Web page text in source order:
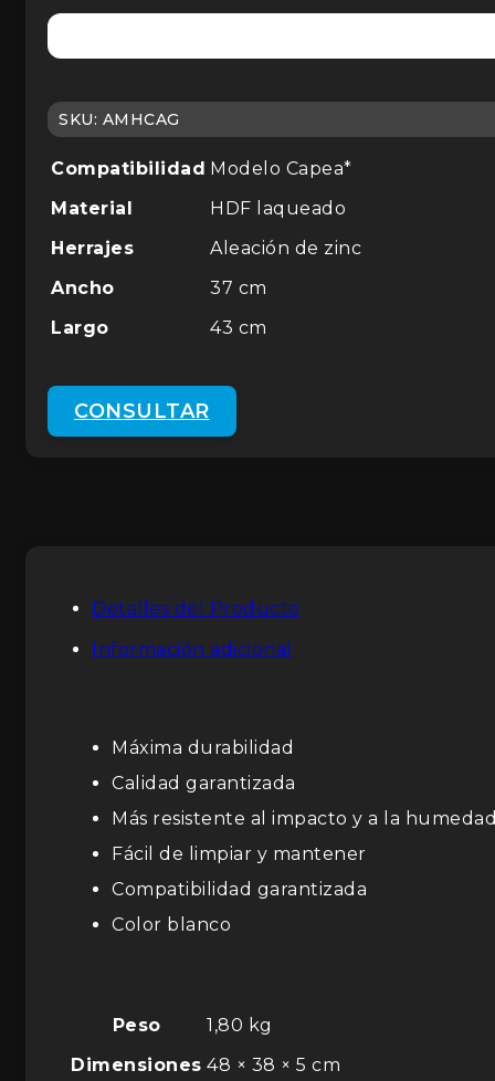
SKU: AMHCAG
Compatibilidad Modelo Capea*
Material
HDF laqueado
Herrajes
Aleación de zinc
Ancho
37 cm
Largo
43 cm
CONSULTAR
Detalles del Producto
Información adicional
Máxima durabilidad
Calidad garantizada
Más resistente al impacto y a la
Fácil de limpiar y mantener
Compatibilidad garantizada
Color blanco
Peso
1,80 kg
Dimensiones 48 × 38 × 5 cm